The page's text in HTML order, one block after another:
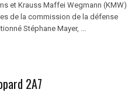
et Krauss Maffei Wegmann (KMW)
de la commission de la défense
Stéphane Mayer, ...
2A7